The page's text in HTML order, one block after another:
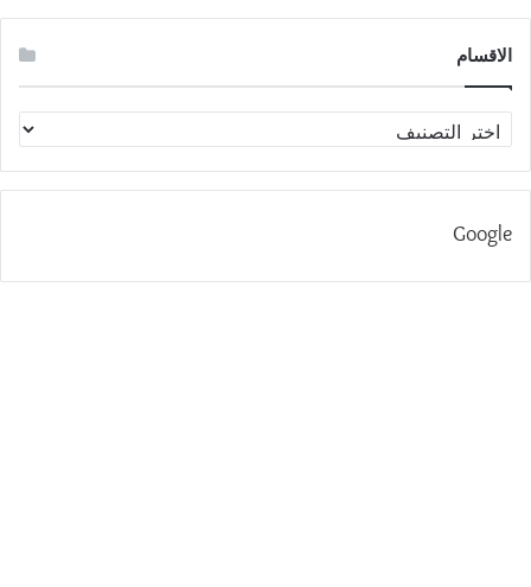
الاقسام
الاقسام
Google